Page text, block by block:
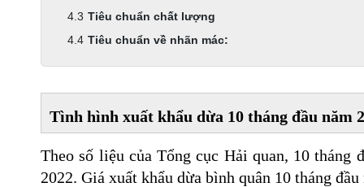
Tiêu chuẩn chất lượng
Tiêu chuẩn về nhãn mác:
Tình hình xuất khẩu dừa 10 tháng đầu năm
Theo số liệu của Tổng cục Hải quan, 10
2022. Giá xuất khẩu dừa bình quân 10 tháng